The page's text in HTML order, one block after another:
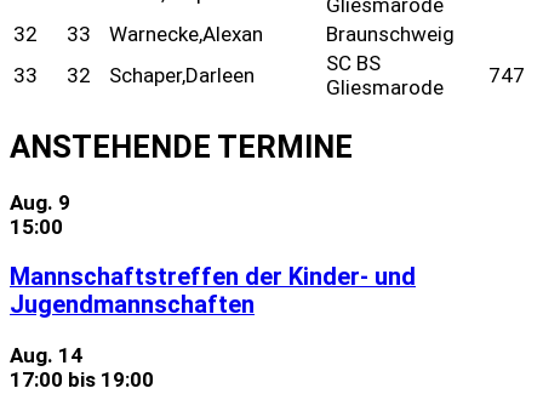
Gliesmarode
32
33 Warnecke,Alexan
Braunschweig
33
32 Schaper,Darleen
SC BS
Gliesmarode
747
ANSTEHENDE TERMINE
Aug. 9
15:00
Mannschaftstreffen der Kinder- und
Jugendmannschaften
Aug. 14
17:00 bis 19:00